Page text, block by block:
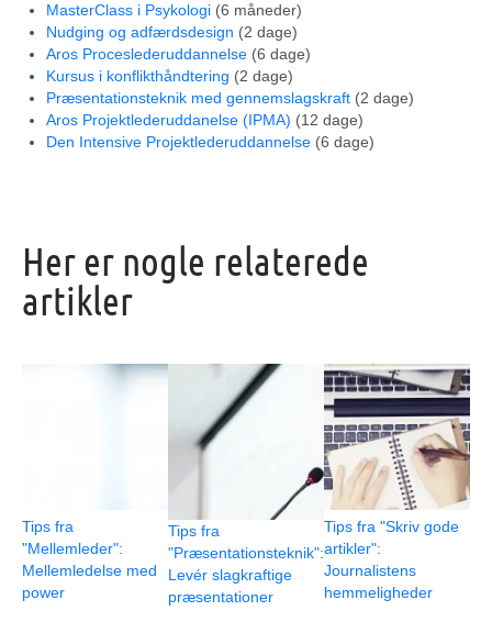
MasterClass i Psykologi (6 måneder)
Nudging og adfærdsdesign (2 dage)
Aros Proceslederuddannelse (6 dage)
Kursus i konflikthåndtering (2 dage)
Præsentationsteknik med gennemslagskraft (2 dage)
Aros Projektlederuddanelse (IPMA) (12 dage)
Den Intensive Projektlederuddannelse (6 dage)
Her er nogle relaterede
artikler
Tips fra
"Mellemleder":
Mellemledelse med
power
Tips fra
"Præsentationsteknik":
Levér slagkraftige
præsentationer
Tips fra "Skriv gode
artikler":
Journalistens
hemmeligheder